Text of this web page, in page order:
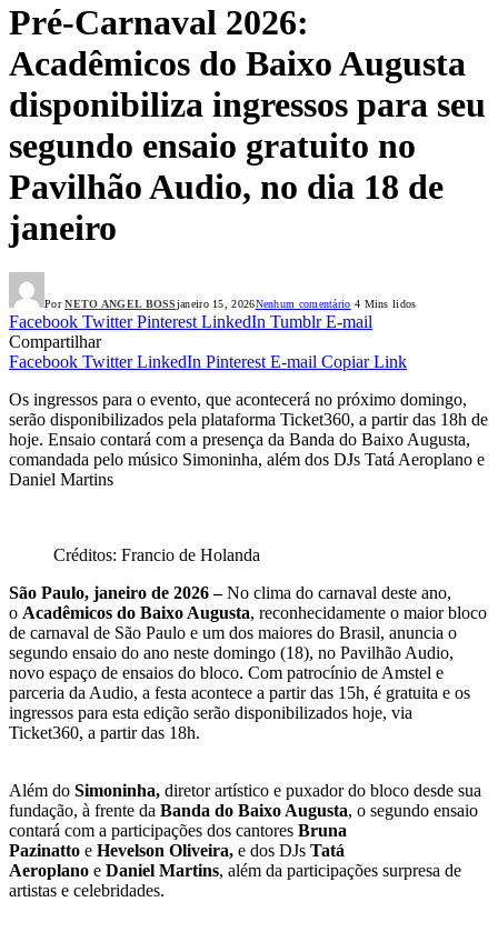
Pré-Carnaval 2026:
Acadêmicos do Baixo Augusta
disponibiliza ingressos para seu
segundo ensaio gratuito no
Pavilhão Audio, no dia 18 de
janeiro
Por NETO ANGEL BOSSjaneiro 15, 2026Nenhum comentário 4 Mins lidos
Facebook Twitter Pinterest LinkedIn Tumblr E-mail
Compartilhar
Facebook Twitter LinkedIn Pinterest E-mail Copiar Link
Os ingressos para o evento, que acontecerá no próximo domingo,
serão disponibilizados pela plataforma Ticket360, a partir das 18h de
hoje. Ensaio contará com a presença da Banda do Baixo Augusta,
comandada pelo músico Simoninha, além dos DJs Tatá Aeroplano e
Daniel Martins
Créditos: Francio de Holanda
São Paulo, janeiro de 2026 –No clima do carnaval deste ano,
o Acadêmicos do Baixo Augusta, reconhecidamente o maior bloco
de carnaval de São Paulo e um dos maiores do Brasil, anuncia o
segundo ensaio do ano neste domingo (18), no Pavilhão Audio,
novo espaço de ensaios do bloco. Com patrocínio de Amstel e
parceria da Audio, a festa acontece a partir das 15h, é gratuita e os
ingressos para esta edição serão disponibilizados hoje, via
Ticket360, a partir das 18h.
Além do Simoninha, diretor artístico e puxador do bloco desde sua
fundação, à frente da Banda do Baixo Augusta, o segundo ensaio
contará com a participações dos cantores Bruna
Pazinatto e Hevelson Oliveira, e dos DJs Tatá
Aeroplano e Daniel Martins, além da participações surpresa de
artistas e celebridades.